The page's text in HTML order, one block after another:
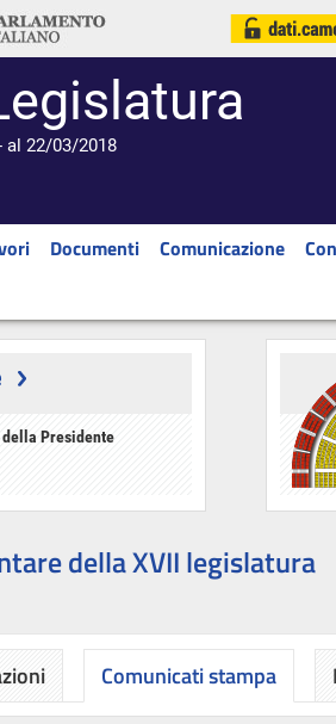
al 22/03/2018
Documenti Comunicazione
Presidente
della XVII legislatura
Comunicati stampa